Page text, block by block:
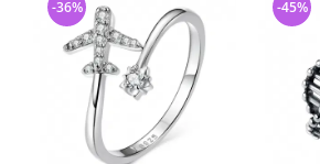
-36% -45%